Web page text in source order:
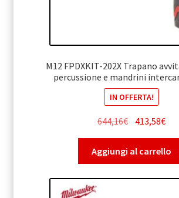
M12 FPDXKIT-202X Trapano
percussione e mandrini
IN OFFERTA!
644,16€
originale
era:
644,16€.
413,58€Il
è:
Aggiungi al carrello